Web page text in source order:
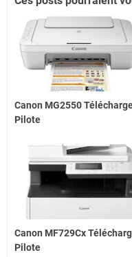
Canon MG2550
Pilote
Canon MF729Cx
Pilote